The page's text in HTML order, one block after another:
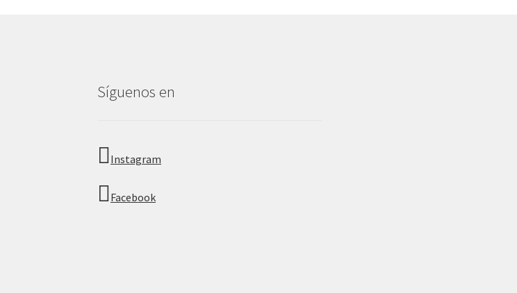
Síguenos en
Instagram
Facebook